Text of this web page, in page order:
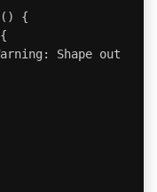
{
Shape out of